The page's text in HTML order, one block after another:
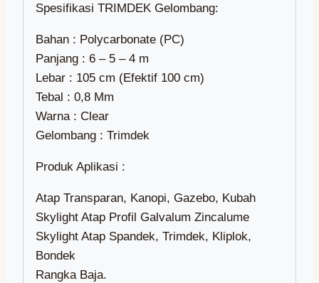
Spesifikasi TRIMDEK Gelombang:
Bahan : Polycarbonate (PC)
Panjang : 6 – 5 – 4 m
Lebar : 105 cm (Efektif 100 cm)
Tebal : 0,8 Mm
Warna : Clear
Gelombang : Trimdek
Produk Aplikasi :
Atap Transparan, Kanopi, Gazebo, Kubah
Skylight Atap Profil Galvalum Zincalume
Skylight Atap Spandek, Trimdek, Kliplok,
Bondek
Rangka Baja.